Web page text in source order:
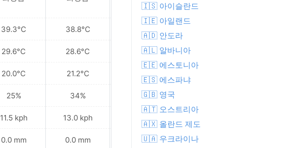
39.3°C
29.6°C
20.0°C
25%
11.5 kph
0.0 mm
38.8°C
28.6°C
21.2°C
34%
13.0 kph
0.0 mm
26.9°C
52%
0.0 mm
🇮🇸 아이슬란드
🇮🇪 아일랜드
🇦🇩 안도라
🇦🇱 알바니아
🇪🇪 에스토니아
🇪🇸 에스파냐
🇬🇧 영국
🇦🇹 오스트리아
🇦🇽 올란드 제도
🇺🇦 우크라이나